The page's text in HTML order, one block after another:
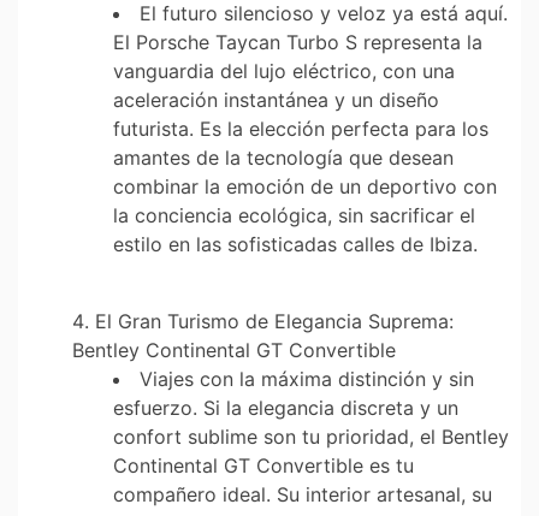
El futuro silencioso y veloz ya está aquí.
El Porsche Taycan Turbo S representa la
vanguardia del lujo eléctrico, con una
aceleración instantánea y un diseño
futurista. Es la elección perfecta para los
amantes de la tecnología que desean
combinar la emoción de un deportivo con
la conciencia ecológica, sin sacrificar el
estilo en las sofisticadas calles de Ibiza.
El Gran Turismo de Elegancia Suprema:
Bentley Continental GT Convertible
Viajes con la máxima distinción y sin
esfuerzo. Si la elegancia discreta y un
confort sublime son tu prioridad, el Bentley
Continental GT Convertible es tu
compañero ideal. Su interior artesanal, su